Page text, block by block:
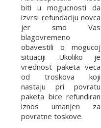
biti u mogucnosti da
izvrsi refundaciju novca
jer smo Vas
blagovremeno
obavestili o mogucoj
situaciji .Ukoliko je
vrednost paketa veca
od troskova koji
nastaju pri povratu
paketa bice refundiran
iznos umanjen za
povratne toskove.